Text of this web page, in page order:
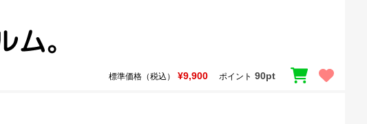
標準価格（税込） ¥9,900 ポイント 90pt